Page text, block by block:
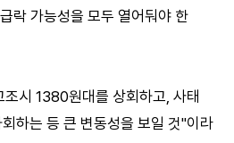
락 가능성을 모두 열어둬야 한
시 1380원대를 상회하고, 사태
하는 등 큰 변동성을 보일 것"이라